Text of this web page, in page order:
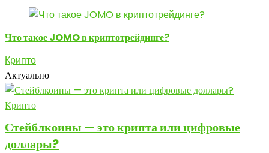
Что такое JOMO в криптотрейдинге?
Крипто
Актуально
Крипто
Стейблкоины — это крипта или цифровые
доллары?